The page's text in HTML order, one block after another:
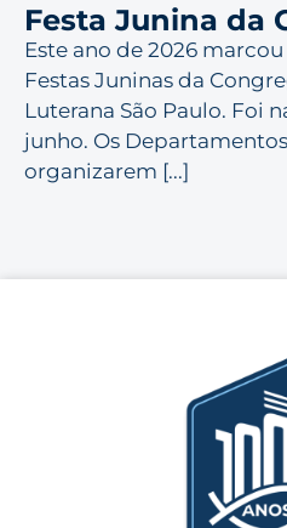
Festa Junina da
Este ano de 2026
Festas Juninas da
Luterana São Paulo. Foi
junho. Os
organizarem [...]